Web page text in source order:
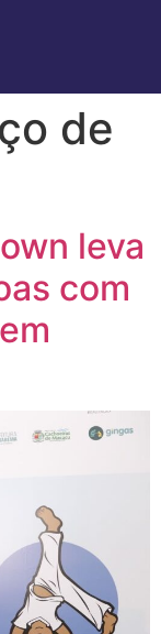
de
leva
com